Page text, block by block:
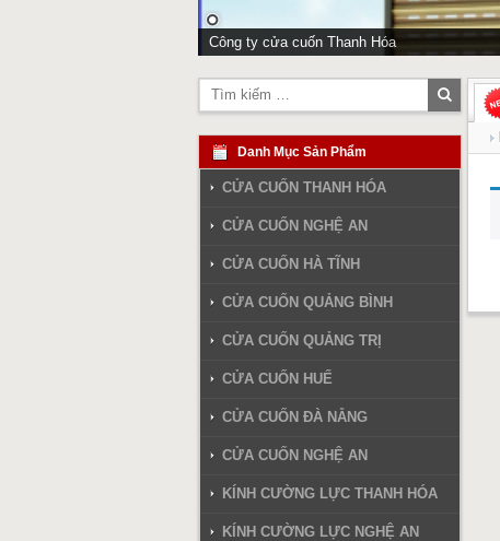
Công ty cửa cuốn Thanh Hóa
Tìm
kiếm
Danh Mục Sản Phẩm
CỬA CUỐN THANH HÓA
CỬA CUỐN NGHỆ AN
CỬA CUỐN HÀ TĨNH
CỬA CUỐN QUẢNG BÌNH
CỬA CUỐN QUẢNG TRỊ
CỬA CUỐN HUẾ
CỬA CUỐN ĐÀ NẴNG
CỬA CUỐN NGHỆ AN
KÍNH CƯỜNG LỰC THANH HÓA
KÍNH CƯỜNG LỰC NGHỆ AN